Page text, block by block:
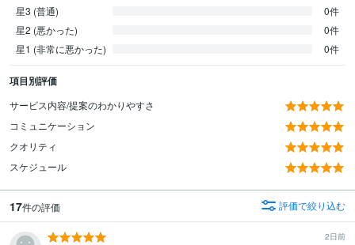
星3 (普通)
0件
星2 (悪かった)
0件
星1 (非常に悪かった)
0件
項目別評価
サービス内容/提案のわかりやすさ
コミュニケーション
クオリティ
スケジュール
17件の評価 評価で絞り込む
2日前